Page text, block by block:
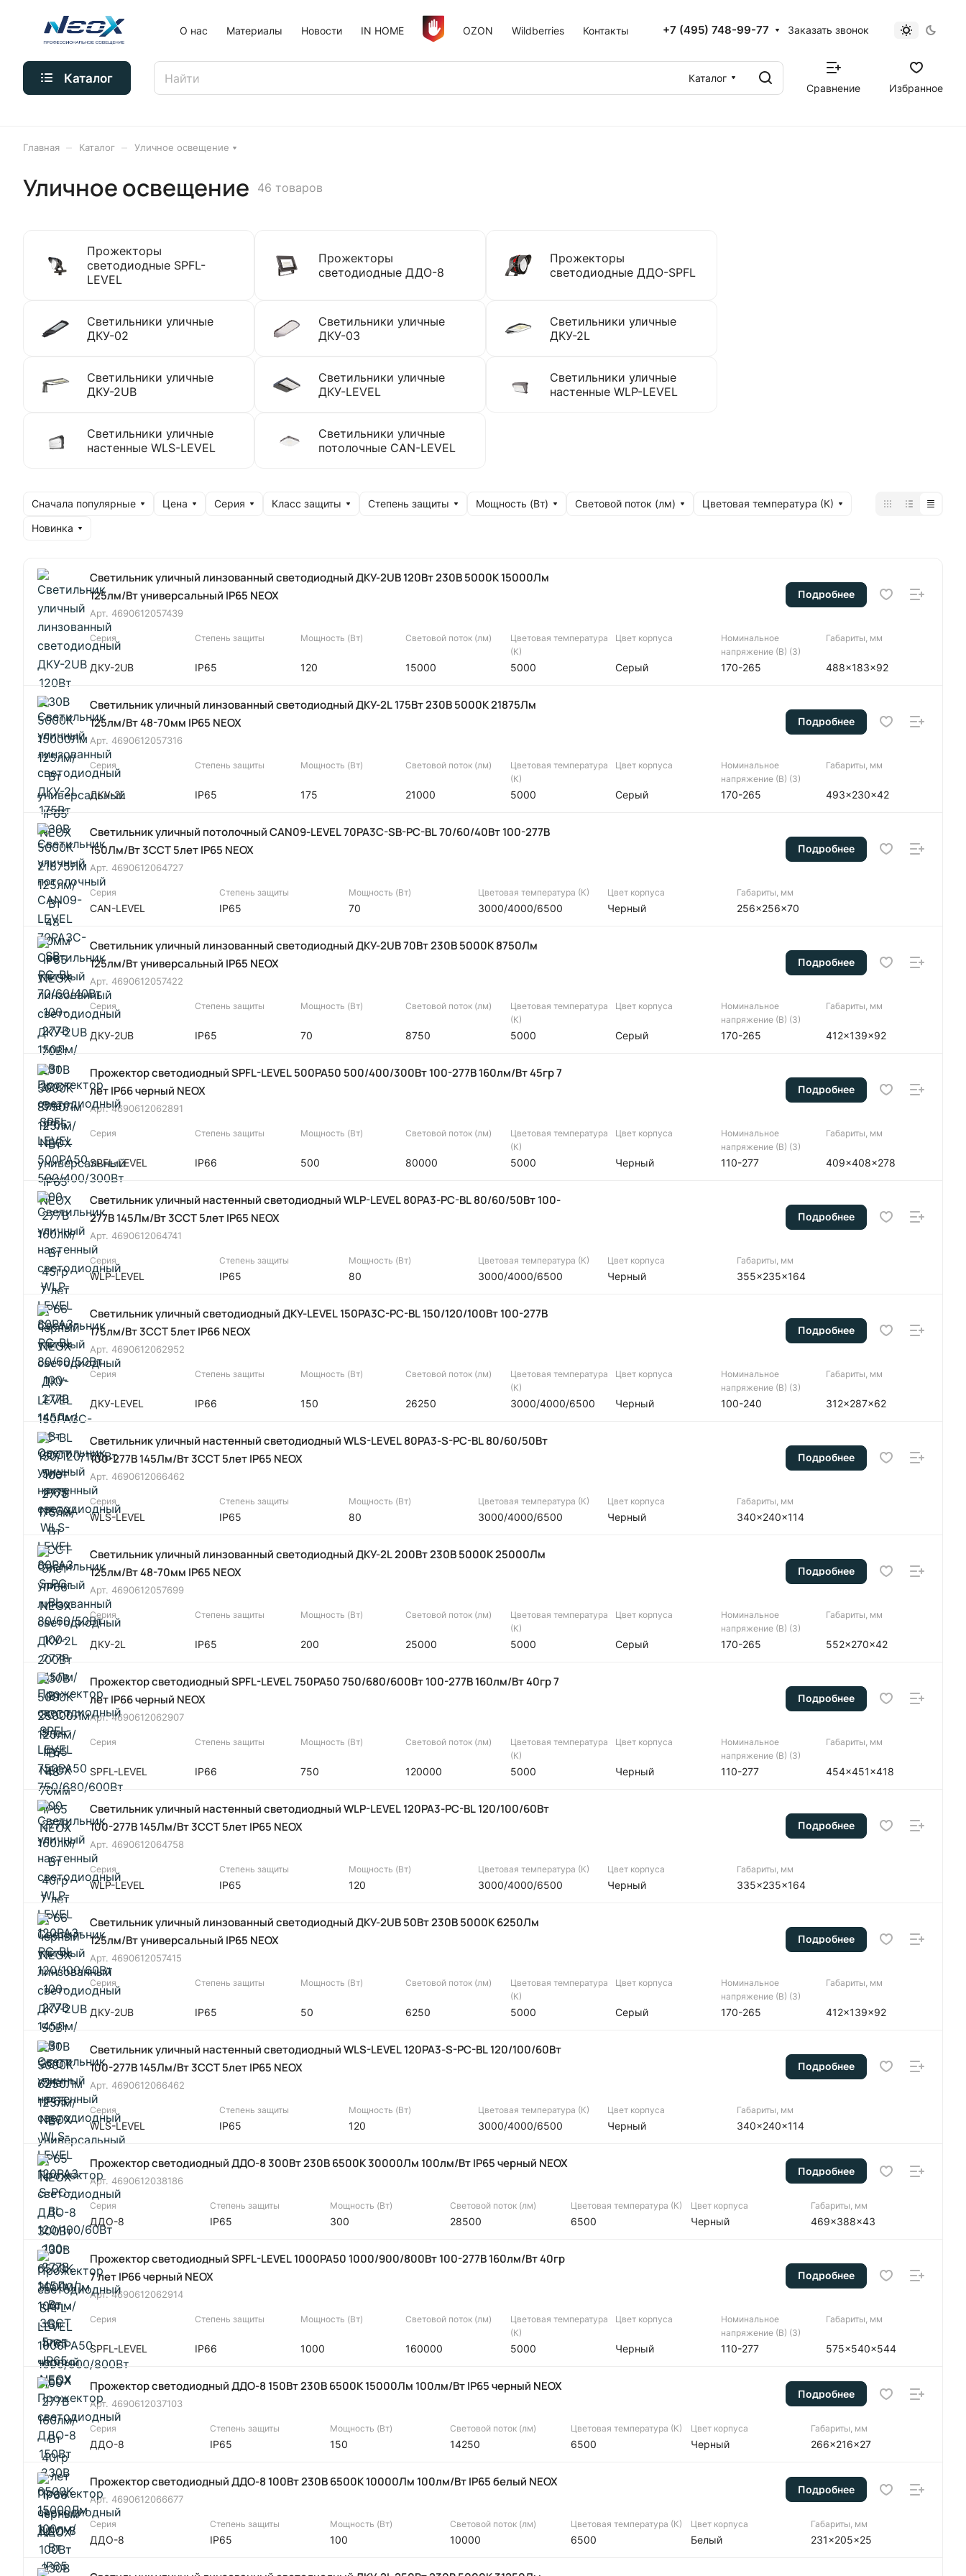
О нас Материалы Новости IN HOME OZON Wildberries Контакты +7 (495) 748-99-77 Заказать звонок
Каталог
Каталог
Сравнение
Избранное
Главная Каталог Уличное освещение
Уличное освещение 46 товаров
Прожекторы
светодиодные SPFL-
LEVEL
Прожекторы
светодиодные ДДО-8
Прожекторы
светодиодные ДДО-SPFL
Светильники уличные
ДКУ-02
Светильники уличные
ДКУ-03
Светильники уличные
ДКУ-2L
Светильники уличные
ДКУ-2UB
Светильники уличные
ДКУ-LEVEL
Светильники уличные
настенные WLP-LEVEL
Светильники уличные
настенные WLS-LEVEL
Светильники уличные
потолочные CAN-LEVEL
Сначала популярные Цена Серия Класс защиты Степень защиты Мощность (Вт) Световой поток (лм)
Цветовая температура (К)
Новинка
Светильник уличный линзованный светодиодный ДКУ-2UB 120Вт 230В 5000К 15000Лм
125лм/Вт универсальный IP65 NEOX
Арт. 4690612057439
Подробнее
Серия
ДКУ-2UB
Степень защиты
IP65
Мощность (Вт)
120
Световой поток (лм)
15000
Цветовая температура
(К)
5000
Цвет корпуса
Серый
Номинальное
напряжение (В) (3)
170-265
Габариты, мм
488x183x92
Светильник уличный линзованный светодиодный ДКУ-2L 175Вт 230В 5000К 21875Лм
125лм/Вт 48-70мм IP65 NEOX
Арт. 4690612057316
Подробнее
Серия
ДКУ-2L
Степень защиты
IP65
Мощность (Вт)
175
Световой поток (лм)
21000
Цветовая температура
(К)
5000
Цвет корпуса
Серый
Номинальное
напряжение (В) (3)
170-265
Габариты, мм
493x230x42
Светильник уличный потолочный CAN09-LEVEL 70PA3C-SB-PC-BL 70/60/40Вт 100-277В
150Лм/Вт 3CCT 5лет IP65 NEOX
Арт. 4690612064727
Подробнее
Серия
CAN-LEVEL
Степень защиты
IP65
Мощность (Вт)
70
Цветовая температура (К)
3000/4000/6500
Цвет корпуса
Черный
Габариты, мм
256x256x70
Светильник уличный линзованный светодиодный ДКУ-2UB 70Вт 230В 5000К 8750Лм
125лм/Вт универсальный IP65 NEOX
Арт. 4690612057422
Подробнее
Серия
ДКУ-2UB
Степень защиты
IP65
Мощность (Вт)
70
Световой поток (лм)
8750
Цветовая температура
(К)
5000
Цвет корпуса
Серый
Номинальное
напряжение (В) (3)
170-265
Габариты, мм
412x139x92
Прожектор светодиодный SPFL-LEVEL 500PA50 500/400/300Вт 100-277В 160лм/Вт 45гр 7
лет IP66 черный NEOX
Арт.4690612062891
Подробнее
Серия
SPFL-LEVEL
Степень защиты
IP66
Мощность (Вт)
500
Световой поток (лм)
80000
Цветовая температура
(К)
5000
Цвет корпуса
Черный
Номинальное
напряжение (В) (3)
110-277
Габариты, мм
409x408x278
Светильник уличный настенный светодиодный WLP-LEVEL 80PA3-PC-BL 80/60/50Вт 100-
277В 145Лм/Вт 3CCT 5лет IP65 NEOX
Арт. 4690612064741
Подробнее
Серия
WLP-LEVEL
Степень защиты
IP65
Мощность (Вт)
80
Цветовая температура (К)
3000/4000/6500
Цвет корпуса
Черный
Габариты, мм
355x235x164
Светильник уличный светодиодный ДКУ-LEVEL 150PA3C-PC-BL 150/120/100Вт 100-277В
175лм/Вт 3CCT 5лет IP66 NEOX
Арт. 4690612062952
Подробнее
Серия
ДКУ-LEVEL
Степень защиты
IP66
Мощность (Вт)
150
Световой поток (лм)
26250
Цветовая температура
(К)
3000/4000/6500
Цвет корпуса
Черный
Номинальное
напряжение (В) (3)
100-240
Габариты, мм
312x287x62
Светильник уличный настенный светодиодный WLS-LEVEL 80PA3-S-PC-BL 80/60/50Вт
100-277В 145Лм/Вт 3CCT 5лет IP65 NEOX
Арт. 4690612066462
Подробнее
Серия
WLS-LEVEL
Степень защиты
IP65
Мощность (Вт)
80
Цветовая температура (К)
3000/4000/6500
Цвет корпуса
Черный
Габариты, мм
340x240x114
Светильник уличный линзованный светодиодный ДКУ-2L 200Вт 230В 5000К 25000Лм
125лм/Вт 48-70мм IP65 NEOX
Арт. 4690612057699
Подробнее
Серия
ДКУ-2L
Степень защиты
IP65
Мощность (Вт)
200
Световой поток (лм)
25000
Цветовая температура
(К)
5000
Цвет корпуса
Серый
Номинальное
напряжение (В) (3)
170-265
Габариты, мм
552x270x42
Прожектор светодиодный SPFL-LEVEL 750PA50 750/680/600Вт 100-277В 160лм/Вт 40гр 7
лет IP66 черный NEOX
Арт.4690612062907
Подробнее
Серия
SPFL-LEVEL
Степень защиты
IP66
Мощность (Вт)
750
Световой поток (лм)
120000
Цветовая температура
(К)
5000
Цвет корпуса
Черный
Номинальное
напряжение (В) (3)
110-277
Габариты, мм
454x451x418
Светильник уличный настенный светодиодный WLP-LEVEL 120PA3-PC-BL 120/100/60Вт
100-277В 145Лм/Вт 3CCT 5лет IP65 NEOX
Арт. 4690612064758
Подробнее
Серия
WLP-LEVEL
Степень защиты
IP65
Мощность (Вт)
120
Цветовая температура (К)
3000/4000/6500
Цвет корпуса
Черный
Габариты, мм
335x235x164
Светильник уличный линзованный светодиодный ДКУ-2UB 50Вт 230В 5000К 6250Лм
125лм/Вт универсальный IP65 NEOX
Арт. 4690612057415
Подробнее
Серия
ДКУ-2UB
Степень защиты
IP65
Мощность (Вт)
50
Световой поток (лм)
6250
Цветовая температура
(К)
5000
Цвет корпуса
Серый
Номинальное
напряжение (В) (3)
170-265
Габариты, мм
412x139x92
Светильник уличный настенный светодиодный WLS-LEVEL 120PA3-S-PC-BL 120/100/60Вт
100-277В 145Лм/Вт 3CCT 5лет IP65 NEOX
Арт. 4690612066462
Подробнее
Серия
WLS-LEVEL
Степень защиты
IP65
Мощность (Вт)
120
Цветовая температура (К)
3000/4000/6500
Цвет корпуса
Черный
Габариты, мм
340x240x114
Прожектор светодиодный ДДО-8 300Вт 230В 6500К 30000Лм 100лм/Вт IP65 черный NEOX
Арт. 4690612038186
Подробнее
Серия
ДДО-8
Степень защиты
IP65
Мощность (Вт)
300
Световой поток (лм)
28500
Цветовая температура (К)
6500
Цвет корпуса
Черный
Габариты, мм
469x388x43
Прожектор светодиодный SPFL-LEVEL 1000PA50 1000/900/800Вт 100-277В 160лм/Вт 40гр
7 лет IP66 черный NEOX
Арт.4690612062914
Подробнее
Серия
SPFL-LEVEL
Степень защиты
IP66
Мощность (Вт)
1000
Световой поток (лм)
160000
Цветовая температура
(К)
5000
Цвет корпуса
Черный
Номинальное
напряжение (В) (3)
110-277
Габариты, мм
575x540x544
Прожектор светодиодный ДДО-8 150Вт 230В 6500К 15000Лм 100лм/Вт IP65 черный NEOX
Арт. 4690612037103
Подробнее
Серия
ДДО-8
Степень защиты
IP65
Мощность (Вт)
150
Световой поток (лм)
14250
Цветовая температура (К)
6500
Цвет корпуса
Черный
Габариты, мм
266x216x27
Прожектор светодиодный ДДО-8 100Вт 230В 6500К 10000Лм 100лм/Вт IP65 белый NEOX
Арт. 4690612066677
Подробнее
Серия
ДДО-8
Степень защиты
IP65
Мощность (Вт)
100
Световой поток (лм)
10000
Цветовая температура (К)
6500
Цвет корпуса
Белый
Габариты, мм
231x205x25